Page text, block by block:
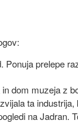
prelepe
dom muzeja z
ta
na Jadran.